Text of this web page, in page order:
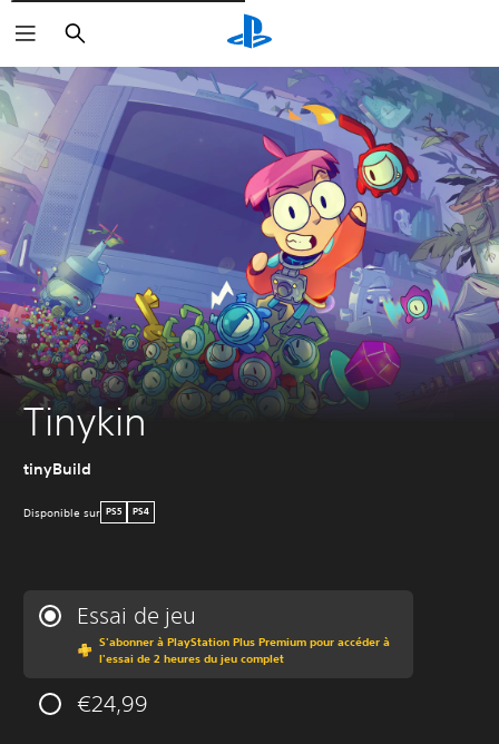
Rechercher
Tinykin
tinyBuild
Disponible sur PS5 PS4
Essai de jeu
S'abonner à PlayStation Plus Premium pour accéder à
l'essai de 2 heures du jeu complet
€24,99